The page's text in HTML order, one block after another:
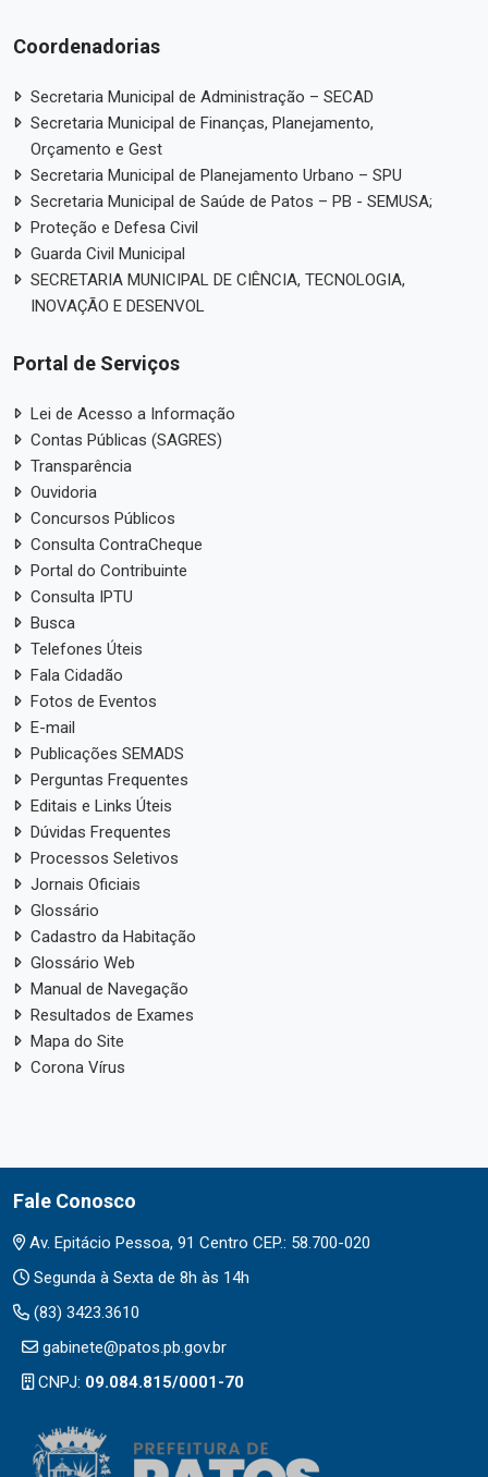
Coordenadorias
Secretaria Municipal de Administração – SECAD
Secretaria Municipal de Finanças, Planejamento,
Orçamento e Gest
Secretaria Municipal de Planejamento Urbano – SPU
Secretaria Municipal de Saúde de Patos – PB - SEMUSA;
Proteção e Defesa Civil
Guarda Civil Municipal
SECRETARIA MUNICIPAL DE CIÊNCIA, TECNOLOGIA,
INOVAÇÃO E DESENVOL
Portal de Serviços
Lei de Acesso a Informação
Contas Públicas (SAGRES)
Transparência
Ouvidoria
Concursos Públicos
Consulta ContraCheque
Portal do Contribuinte
Consulta IPTU
Busca
Telefones Úteis
Fala Cidadão
Fotos de Eventos
E-mail
Publicações SEMADS
Perguntas Frequentes
Editais e Links Úteis
Dúvidas Frequentes
Processos Seletivos
Jornais Oficiais
Glossário
Cadastro da Habitação
Glossário Web
Manual de Navegação
Resultados de Exames
Mapa do Site
Corona Vírus
Fale Conosco
Av. Epitácio Pessoa, 91 Centro CEP.: 58.700-020
Segunda à Sexta de 8h às 14h
(83) 3423.3610
gabinete@patos.pb.gov.br
CNPJ: 09.084.815/0001-70